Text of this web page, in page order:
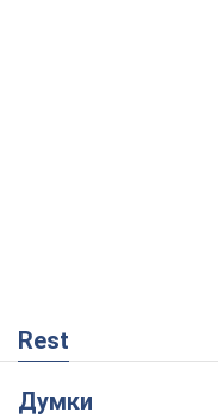
Rest
Думки